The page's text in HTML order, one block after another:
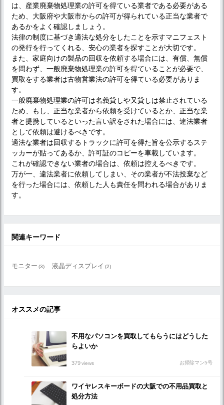
は、産業廃棄物処理業の許可を得ている業者である必要がある
ため、大阪府や大阪市からの許可が得られている正当な業者で
あるかをよく確認しましょう。
法律の制度に基づき適法な処分をしたことを示すマニフェスト
の発行を行ってくれる、安心の業者を探すことが大切です。
また、家庭向けの製品の回収を依頼する場合には、有償、無償
を問わず、一般廃棄物処理業の許可を得ていることが必要で、
買取をする業者は古物営業法の許可を得ている必要がありま
す。
一般廃棄物処理業の許可は名義貸しや又貸しは禁止されている
ため、もし、正当な業者から依頼を受けているとか、正当な業
者と提携しているといった言い訳をされた場合には、違法業者
として依頼は避けるべきです。
適法な業者は回収するトラックに許可を得た旨を公示するステ
ッカーが貼ってあるか、許可証のコピーを車載しています。
これが確認できない業者の場合は、依頼は控えるべきです。
万が一、違法業者に依頼してしまい、その業者が不法投棄など
を行った場合には、依頼した人も責任を問われる場合がありま
す。
関連キーワード
モニター (3) 液晶ディスプレイ (2)
オススメの記事
不用なパソコンを買取してもらうにはどうした
らよいか
379views お掃除マン5号
ワイヤレスキーボードの大阪での不用品買取と
処分方法